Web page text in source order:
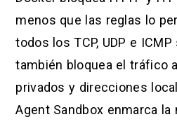
menos que las reglas lo
todos los TCP, UDP e
también bloquea el tráfico
privados y direcciones
Agent Sandbox enmarca